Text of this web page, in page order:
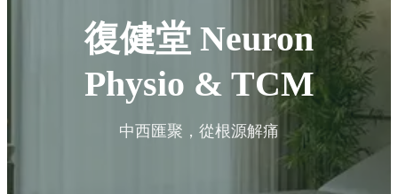
復健堂 Neuron
Physio & TCM
中西匯聚，從根源解痛